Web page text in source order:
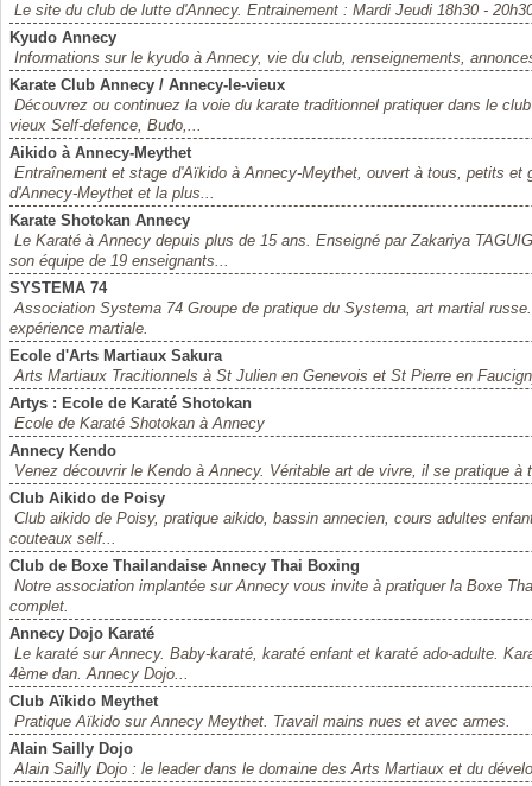
Le site du club de lutte d'Annecy. Entrainement : Mardi Jeudi 18h30 -
Kyudo Annecy
Informations sur le kyudo à Annecy, vie du club, renseignements,
Karate Club Annecy / Annecy-le-vieux
Découvrez ou continuez la voie du karate traditionnel pratiquer dans le
vieux Self-defence, Budo,...
Aikido à Annecy-Meythet
Entraînement et stage d'Aïkido à Annecy-Meythet, ouvert à tous, petits et
d'Annecy-Meythet et la plus...
Karate Shotokan Annecy
Le Karaté à Annecy depuis plus de 15 ans. Enseigné par Zakariya
son équipe de 19 enseignants...
SYSTEMA 74
Association Systema 74 Groupe de pratique du Systema, art martial
expérience martiale.
Ecole d'Arts Martiaux Sakura
Arts Martiaux Tracitionnels à St Julien en Genevois et St Pierre en
Artys : Ecole de Karaté Shotokan
Ecole de Karaté Shotokan à Annecy
Annecy Kendo
Venez découvrir le Kendo à Annecy. Véritable art de vivre, il se pratique
Club Aikido de Poisy
Club aikido de Poisy, pratique aikido, bassin annecien, cours adultes
couteaux self...
Club de Boxe Thailandaise Annecy Thai Boxing
Notre association implantée sur Annecy vous invite à pratiquer la Boxe
complet.
Annecy Dojo Karaté
Le karaté sur Annecy. Baby-karaté, karaté enfant et karaté ado-adulte.
4ème dan. Annecy Dojo...
Club Aïkido Meythet
Pratique Aïkido sur Annecy Meythet. Travail mains nues et avec armes.
Alain Sailly Dojo
Alain Sailly Dojo : le leader dans le domaine des Arts Martiaux et du